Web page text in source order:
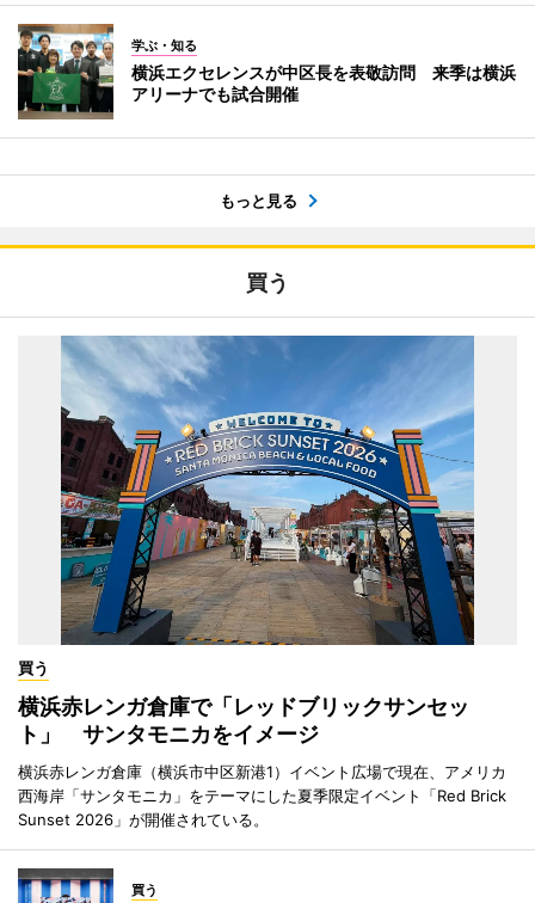
学ぶ・知る
横浜エクセレンスが中区長を表敬訪問 来季は横浜
アリーナでも試合開催
もっと見る
買う
買う
横浜赤レンガ倉庫で「レッドブリックサンセッ
ト」 サンタモニカをイメージ
横浜赤レンガ倉庫（横浜市中区新港1）イベント広場で現在、アメリカ
西海岸「サンタモニカ」をテーマにした夏季限定イベント「Red Brick
Sunset 2026」が開催されている。
買う